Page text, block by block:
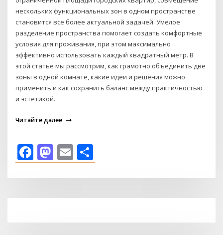
нескольких функциональных зон в одном пространстве
становится все более актуальной задачей. Умелое
разделение пространства помогает создать комфортные
условия для проживания, при этом максимально
эффективно использовать каждый квадратный метр. В
этой статье мы рассмотрим, как грамотно объединить две
зоны в одной комнате, какие идеи и решения можно
применить и как сохранить баланс между практичностью
и эстетикой.
Читайте далее
Facebook
Mastodon
Email